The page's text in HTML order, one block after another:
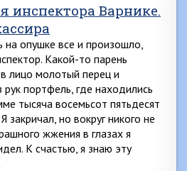
инспектора Варнике.
на опушке все и произошло,
Какой-то парень
лицо молотый перец и
рук портфель, где находились
тысяча восемьсот пятьдесят
закричал, но вокруг никого не
жжения в глазах я
К счастью, я знаю эту